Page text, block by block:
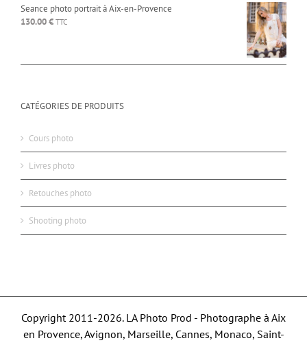
Seance photo portrait à Aix-en-Provence
130.00€ TTC
CATÉGORIES DE PRODUITS
Cours photo
Livres photo
Retouches photo
Shooting photo
Copyright 2011-2026. LA Photo Prod - Photographe à Aix
en Provence, Avignon, Marseille, Cannes, Monaco, Saint-